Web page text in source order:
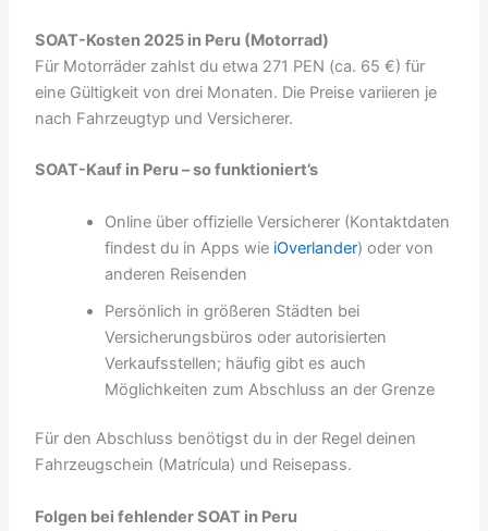
SOAT-Kosten 2025 in Peru (Motorrad)
Für Motorräder zahlst du etwa 271 PEN (ca. 65 €) für
eine Gültigkeit von drei Monaten. Die Preise variieren je
nach Fahrzeugtyp und Versicherer.
SOAT-Kauf in Peru – so funktioniert’s
Online über offizielle Versicherer (Kontaktdaten
findest du in Apps wie iOverlander) oder von
anderen Reisenden
Persönlich in größeren Städten bei
Versicherungsbüros oder autorisierten
Verkaufsstellen; häufig gibt es auch
Möglichkeiten zum Abschluss an der Grenze
Für den Abschluss benötigst du in der Regel deinen
Fahrzeugschein (Matrícula) und Reisepass.
Folgen bei fehlender SOAT in Peru